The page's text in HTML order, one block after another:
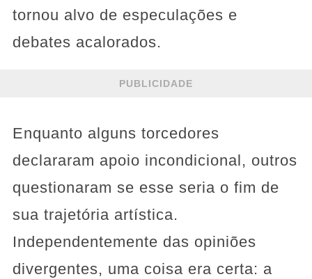
tornou alvo de especulações e
debates acalorados.
PUBLICIDADE
Enquanto alguns torcedores
declararam apoio incondicional, outros
questionaram se esse seria o fim de
sua trajetória artística.
Independentemente das opiniões
divergentes, uma coisa era certa: a